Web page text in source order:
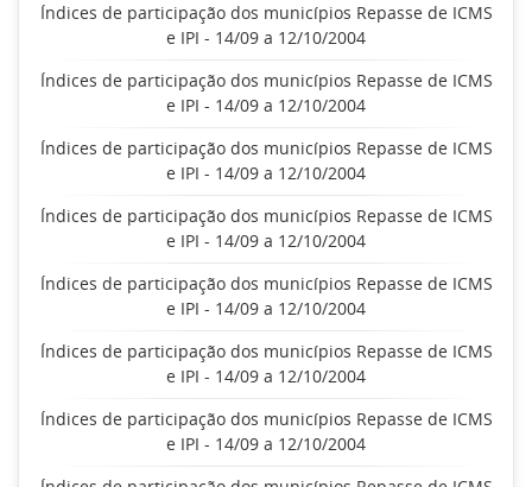
Índices de participação dos municípios Repasse de ICMS
e IPI - 14/09 a 12/10/2004
Índices de participação dos municípios Repasse de ICMS
e IPI - 14/09 a 12/10/2004
Índices de participação dos municípios Repasse de ICMS
e IPI - 14/09 a 12/10/2004
Índices de participação dos municípios Repasse de ICMS
e IPI - 14/09 a 12/10/2004
Índices de participação dos municípios Repasse de ICMS
e IPI - 14/09 a 12/10/2004
Índices de participação dos municípios Repasse de ICMS
e IPI - 14/09 a 12/10/2004
Índices de participação dos municípios Repasse de ICMS
e IPI - 14/09 a 12/10/2004